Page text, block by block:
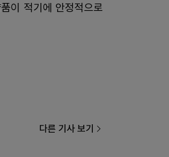
이 적기에 안정적으로
다른 기사 보기